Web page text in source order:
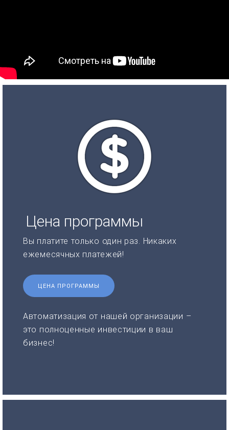
Цена программы
Вы платите только один раз. Никаких
ежемесячных платежей!
ЦЕНА ПРОГРАММЫ
Автоматизация от нашей организации –
это полноценные инвестиции в ваш
бизнес!